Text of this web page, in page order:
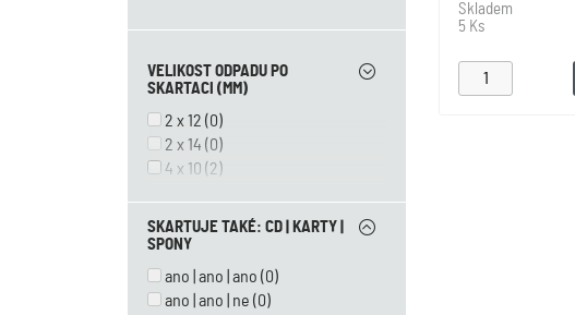
VELIKOST ODPADU PO
SKARTACI (MM)
2 x 12 (0)
2 x 14 (0)
4 x 10 (2)
4 x 38 (0)
3,9 x 38
SKARTUJE TAKÉ: CD | KARTY |
SPONY
ano | ano | ano (0)
ano | ano | ne (0)
Skladem
5 Ks